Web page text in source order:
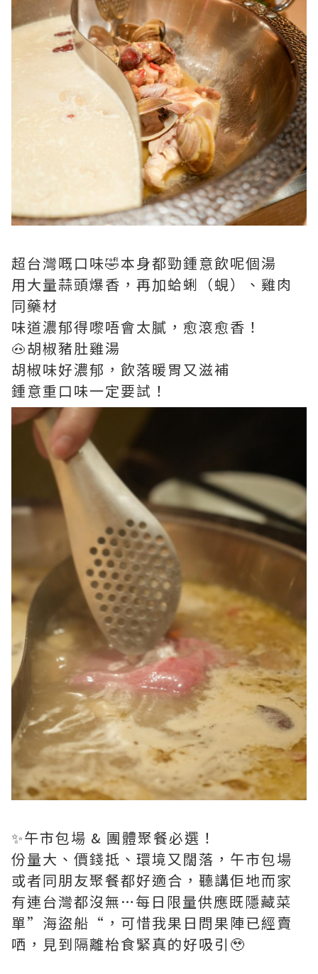
超台灣嘅口味🤣本身都勁鍾意飲呢個湯
用大量蒜頭爆香，再加蛤蜊（蜆）、雞肉
同藥材
味道濃郁得嚟唔會太膩，愈滾愈香！
🐽胡椒豬肚雞湯
胡椒味好濃郁，飲落暖胃又滋補
鍾意重口味一定要試！
✨午市包場 & 團體聚餐必選！
份量大、價錢抵、環境又闊落，午市包場
或者同朋友聚餐都好適合，聽講佢地而家
有連台灣都沒無…每日限量供應既隱藏菜
單”海盜船“，可惜我果日問果陣已經賣
哂，見到隔離枱食緊真的好吸引🥹